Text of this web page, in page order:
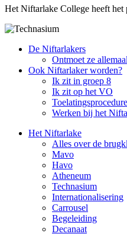
Het Niftarlake College heeft het
De Niftarlakers
Ontmoet ze allemaal
Ook Niftarlaker worden?
Ik zit in groep 8
Ik zit op het VO
Toelatingsprocedure
Werken bij het
Het Niftarlake
Alles over de
Mavo
Havo
Atheneum
Technasium
Internationalisering
Carrousel
Begeleiding
Decanaat